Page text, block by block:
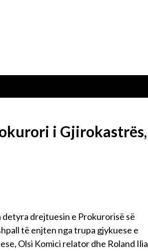
i Gjirokastrës,
detyra drejtuesin e Prokurorisë së
të enjten nga trupa gjykuese e
Olsi Komici relator dhe Roland Ilia